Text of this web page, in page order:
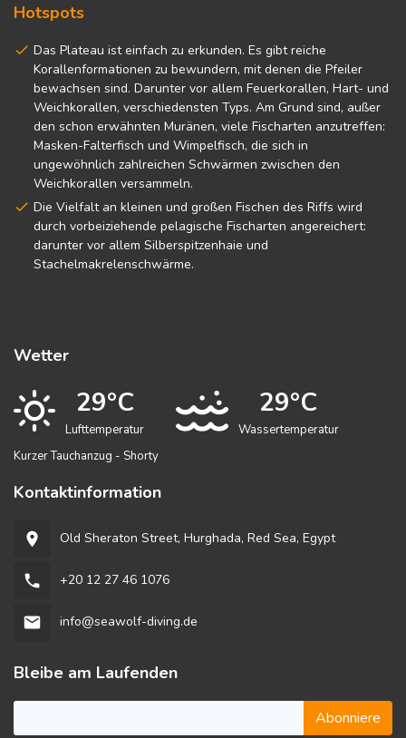
Hotspots
Das Plateau ist einfach zu erkunden. Es gibt reiche
Korallenformationen zu bewundern, mit denen die Pfeiler
bewachsen sind. Darunter vor allem Feuerkorallen, Hart- und
Weichkorallen, verschiedensten Typs. Am Grund sind, außer
den schon erwähnten Muränen, viele Fischarten anzutreffen:
Masken-Falterfisch und Wimpelfisch, die sich in
ungewöhnlich zahlreichen Schwärmen zwischen den
Weichkorallen versammeln.
Die Vielfalt an kleinen und großen Fischen des Riffs wird
durch vorbeiziehende pelagische Fischarten angereichert:
darunter vor allem Silberspitzenhaie und
Stachelmakrelenschwärme.
Wetter
29°C
Lufttemperatur
29°C
Wassertemperatur
Kurzer Tauchanzug - Shorty
Kontaktinformation
room Old Sheraton Street, Hurghada, Red Sea, Egypt
phone +20 12 27 46 1076
email info@seawolf-diving.de
Bleibe am Laufenden
Abonniere